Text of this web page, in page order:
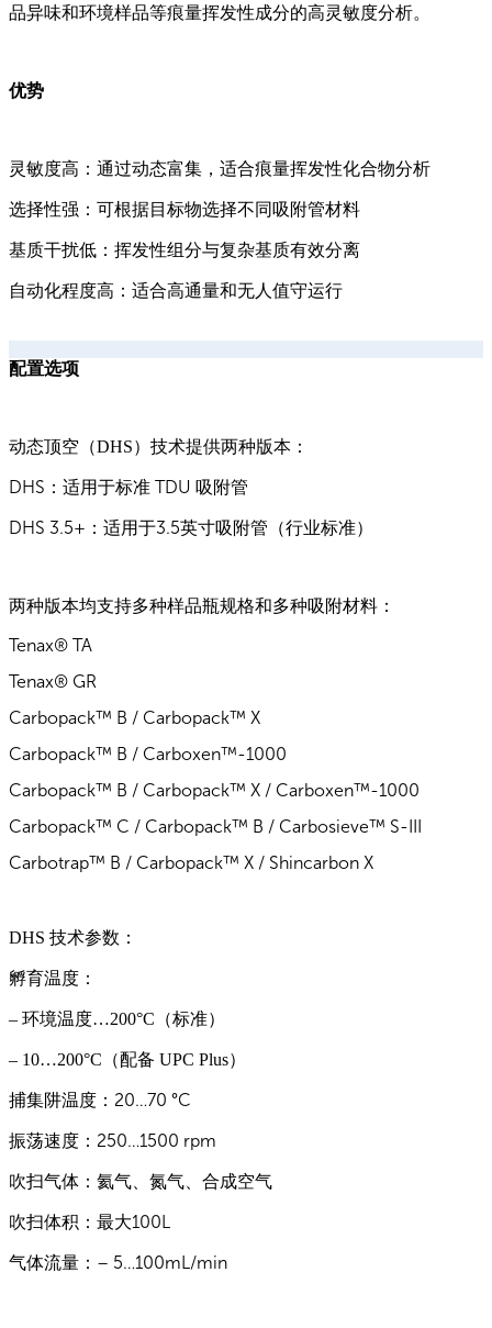
品异味和环境样品等痕量挥发性成分的高灵敏度分析。
优势
灵敏度高：通过动态富集，适合痕量挥发性化合物分析
选择性强：可根据目标物选择不同吸附管材料
基质干扰低：挥发性组分与复杂基质有效分离
自动化程度高：适合高通量和无人值守运行
配置选项
动态顶空（DHS）技术提供两种版本：
DHS：适用于标准 TDU 吸附管
DHS 3.5+：适用于3.5英寸吸附管（行业标准）
两种版本均支持多种样品瓶规格和多种吸附材料：
Tenax® TA
Tenax® GR
Carbopack™ B / Carbopack™ X
Carbopack™ B / Carboxen™-1000
Carbopack™ B / Carbopack™ X / Carboxen™-1000
Carbopack™ C / Carbopack™ B / Carbosieve™ S-III
Carbotrap™ B / Carbopack™ X / Shincarbon X
DHS 技术参数：
孵育温度：
– 环境温度…200°C（标准）
– 10…200°C（配备 UPC Plus）
捕集阱温度：20…70 °C
振荡速度：250…1500 rpm
吹扫气体：氦气、氮气、合成空气
吹扫体积：最大100L
气体流量：– 5…100mL/min